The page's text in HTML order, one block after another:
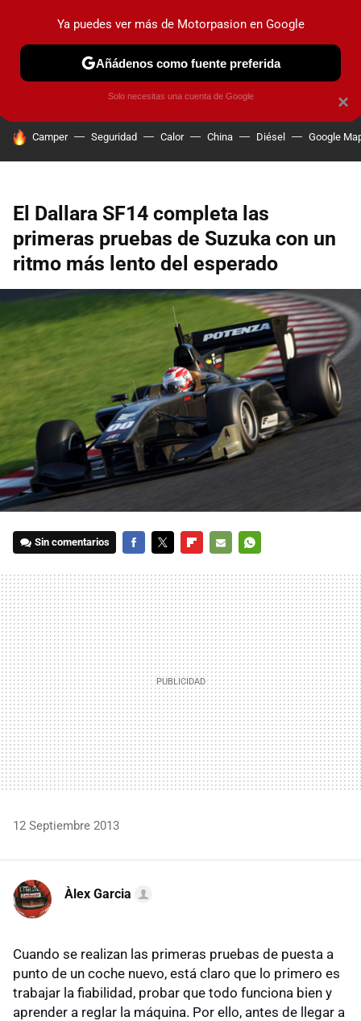
PRUEBAS COCHES ELÉCTRICOS OBSERVATORIO
HOY SE HABLA DE
Camper Seguridad Calor China Diésel Google
El Dallara SF14 completa las
primeras pruebas de Suzuka con un
ritmo más lento del esperado
Sin comentarios
MAIL
12 Septiembre 2013
Àlex Garcia
Cuando se realizan las primeras pruebas de puesta a
punto de un coche nuevo, está claro que lo primero es
trabajar la fiabilidad, probar que todo funciona bien y
aprender a reglar la máquina. Por ello, antes de llegar a
×
Ya puedes ver más de Motorpasion en Google
Añádenos como fuente preferida
Solo necesitas una cuenta de Google